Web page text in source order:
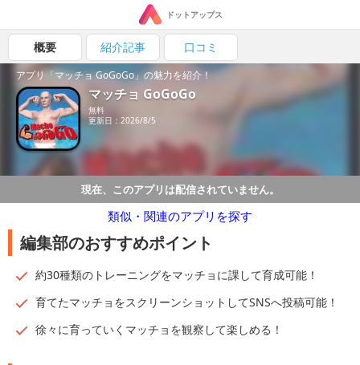
ドットアップス
概要 紹介記事 口コミ
アプリ「マッチョ GoGoGo」の魅力を紹介！
マッチョ GoGoGo
無料
更新日：2026/8/5
現在、このアプリは配信されていません。
類似・関連のアプリを探す
編集部のおすすめポイント
約30種類のトレーニングをマッチョに課して育成可能！
育てたマッチョをスクリーンショットしてSNSへ投稿可能！
徐々に育っていくマッチョを観察して楽しめる！